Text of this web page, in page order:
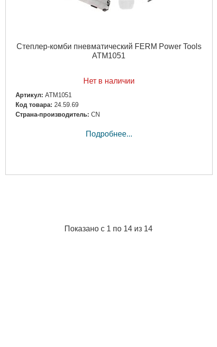
Степлер-комби пневматический FERM Power Tools
ATM1051
Нет в наличии
Артикул: ATM1051
Код товара: 24.59.69
Страна-производитель: CN
Подробнее...
Показано с 1 по 14 из 14